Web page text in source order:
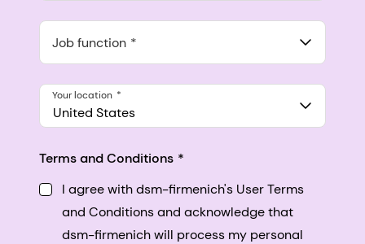
548 Market St Pmb 90375, San Francisco, California, US
Job function
United States
Your location
Terms and Conditions
I agree with dsm-firmenich's User Terms
and Conditions and acknowledge that
dsm-firmenich will process my personal